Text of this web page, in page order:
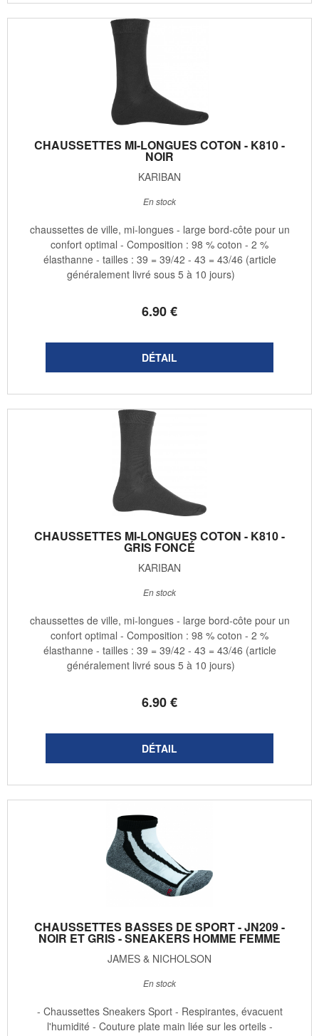
CHAUSSETTES MI-LONGUES COTON - K810 -
NOIR
KARIBAN
6.90€
En stock
chaussettes de ville, mi-longues - large bord-côte pour un
confort optimal - Composition : 98 % coton - 2 %
élasthanne - tailles : 39 = 39/42 - 43 = 43/46 (article
généralement livré sous 5 à 10 jours)
CHAUSSETTES MI-LONGUES COTON - K810 -
GRIS FONCÉ
KARIBAN
6.90€
En stock
chaussettes de ville, mi-longues - large bord-côte pour un
confort optimal - Composition : 98 % coton - 2 %
élasthanne - tailles : 39 = 39/42 - 43 = 43/46 (article
généralement livré sous 5 à 10 jours)
CHAUSSETTES BASSES DE SPORT - JN209 -
NOIR ET GRIS - SNEAKERS HOMME FEMME
JAMES & NICHOLSON
En stock
- Chaussettes Sneakers Sport - Respirantes, évacuent
l'humidité - Couture plate main liée sur les orteils -